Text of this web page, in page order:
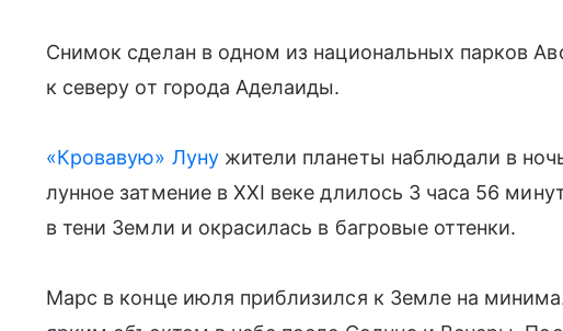
Снимок сделан в одном из национальных парков
к северу от города Аделаиды.
«Кровавую» Лунужители планеты наблюдали в
лунное затмение в ХХI веке длилось 3 часа 56
в тени Земли и окрасилась в багровые оттенки.
Марс в конце июля приблизился к Земле на